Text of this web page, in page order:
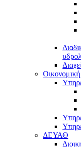
ΔΕΥΑΘ